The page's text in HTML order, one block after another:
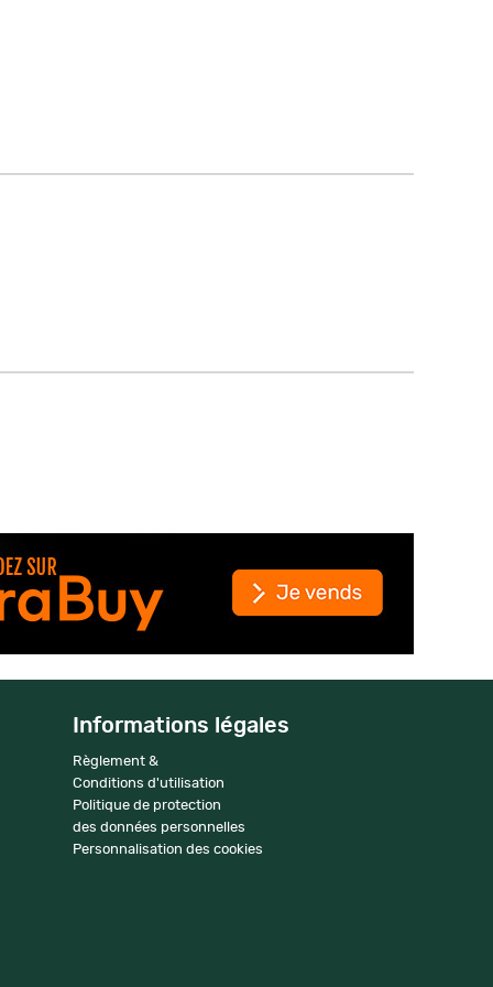
Informations légales
Règlement &
Conditions d'utilisation
Politique de protection
des données personnelles
Personnalisation des cookies